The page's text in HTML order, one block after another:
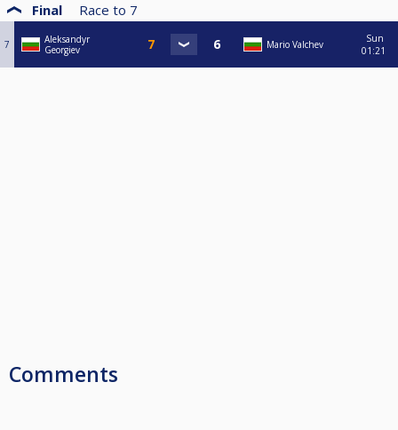
Final Race to 7
7
Aleksandyr
Georgiev
Mario Valchev
Sun
01:21
Comments